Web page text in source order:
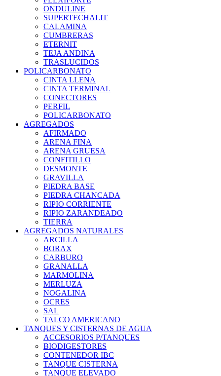
ONDULINE
SUPERTECHALIT
CALAMINA
CUMBRERAS
ETERNIT
TEJA ANDINA
TRASLUCIDOS
POLICARBONATO
CINTA LLENA
CINTA TERMINAL
CONECTORES
PERFIL
POLICARBONATO
AGREGADOS
AFIRMADO
ARENA FINA
ARENA GRUESA
CONFITILLO
DESMONTE
GRAVILLA
PIEDRA BASE
PIEDRA CHANCADA
RIPIO CORRIENTE
RIPIO ZARANDEADO
TIERRA
AGREGADOS NATURALES
ARCILLA
BORAX
CARBURO
GRANALLA
MARMOLINA
MERLUZA
NOGALINA
OCRES
SAL
TALCO AMERICANO
TANQUES Y CISTERNAS DE AGUA
ACCESORIOS P/TANQUES
BIODIGESTORES
CONTENEDOR IBC
TANQUE CISTERNA
TANQUE ELEVADO